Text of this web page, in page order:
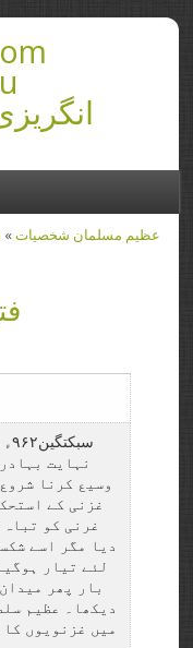
The Great Muslim Heroes (Urdu) عظیم مسلمان شخصیات»
نہایت
وسیع کرنا
غزنی کے
غرنی کو
دیا مگر اسے
لئے تیار
بار پھر
دیکھا۔ عظیم
میں غزنویوں